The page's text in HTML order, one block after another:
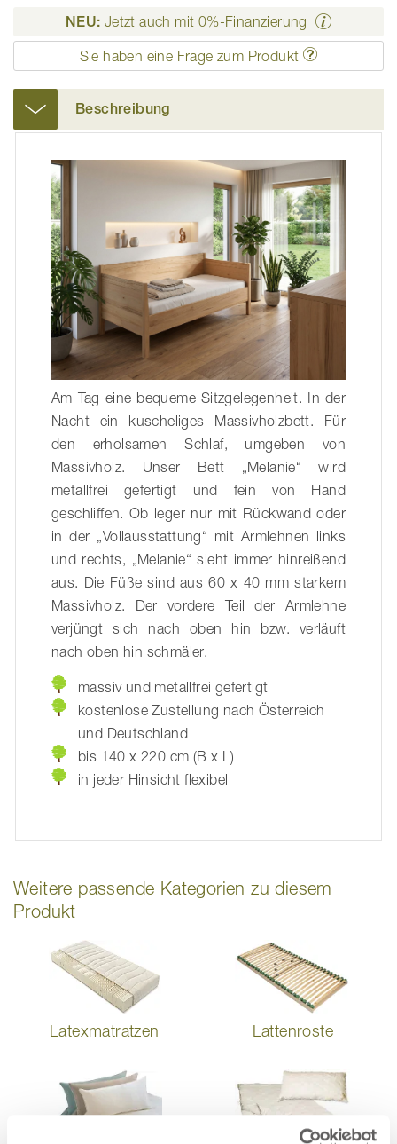
NEU: Jetzt auch mit 0%-Finanzierung
Sie haben eine Frage zum Produkt
Beschreibung
Am Tag eine bequeme Sitzgelegenheit. In der
Nacht ein kuscheliges Massivholzbett. Für
den erholsamen Schlaf, umgeben von
Massivholz. Unser Bett „Melanie“ wird
metallfrei gefertigt und fein von Hand
geschliffen. Ob leger nur mit Rückwand oder
in der „Vollausstattung“ mit Armlehnen links
und rechts, „Melanie“ sieht immer hinreißend
aus. Die Füße sind aus 60 x 40 mm starkem
Massivholz. Der vordere Teil der Armlehne
verjüngt sich nach oben hin bzw. verläuft
nach oben hin schmäler.
massiv und metallfrei gefertigt
kostenlose Zustellung nach Österreich
und Deutschland
bis 140 x 220 cm (B x L)
in jeder Hinsicht flexibel
Weitere passende Kategorien zu diesem
Produkt
Latexmatratzen Lattenroste